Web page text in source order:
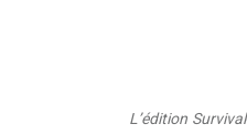
L’édition Survival